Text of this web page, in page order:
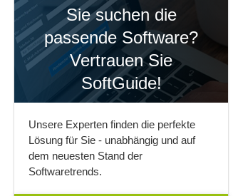
Sie suchen die
passende Software?
Vertrauen Sie
SoftGuide!
Unsere Experten finden die perfekte
Lösung für Sie - unabhängig und auf
dem neuesten Stand der
Softwaretrends.